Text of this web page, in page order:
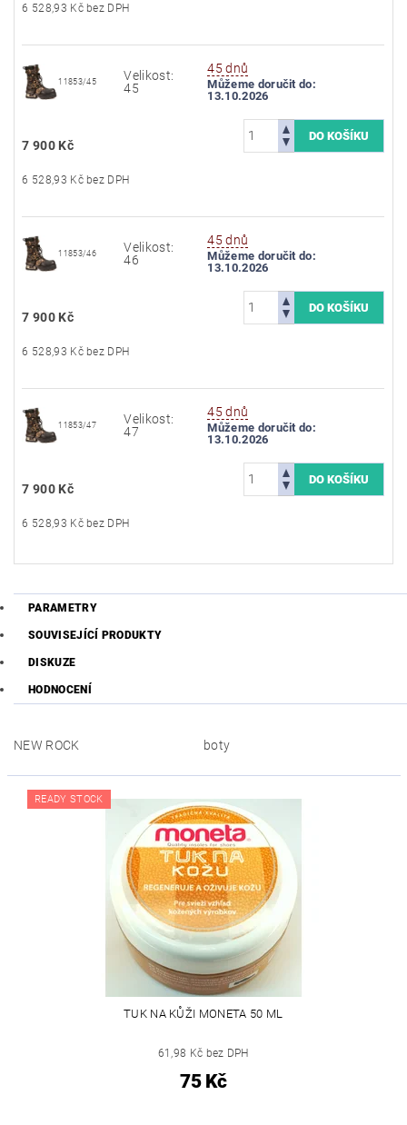
6 528,93 Kč bez DPH
11853/45
Velikost:
45
45 dnů
Můžeme doručit do:
13.10.2026
7 900 Kč
6 528,93 Kč bez DPH
11853/46
Velikost:
46
45 dnů
Můžeme doručit do:
13.10.2026
7 900 Kč
6 528,93 Kč bez DPH
11853/47
Velikost:
47
45 dnů
Můžeme doručit do:
13.10.2026
7 900 Kč
6 528,93 Kč bez DPH
PARAMETRY
SOUVISEJÍCÍ PRODUKTY
DISKUZE
HODNOCENÍ
NEW ROCK boty
READY STOCK
TUK NA KŮŽI MONETA 50 ML
61,98 Kč bez DPH
75 Kč